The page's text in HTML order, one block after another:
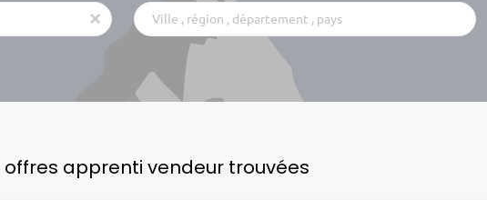
x
Ville
,
département
,
offres apprenti vendeur trouvées